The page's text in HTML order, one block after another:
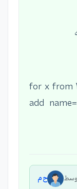
:for x from
add
ح م